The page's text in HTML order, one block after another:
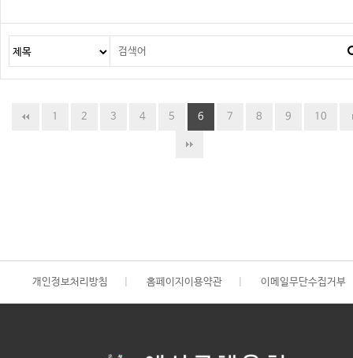
1 2 3 4 5 6 7 8 9 10
개인정보처리방침 홈페이지이용약관 이메일무단수집거부